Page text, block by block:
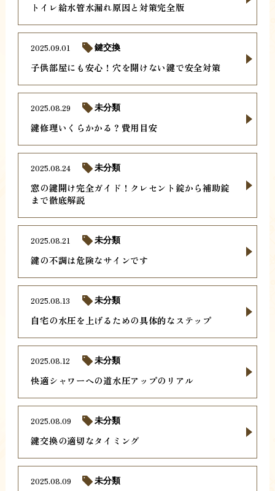
トイレ給水管水漏れ原因と対策完全版
子供部屋にも安心！穴を開けない鍵で安全対策
2025.09.01 鍵交換
鍵修理いくらかかる？費用目安
2025.08.29 未分類
窓の鍵開け完全ガイド！クレセント錠から補助錠
まで徹底解説
2025.08.24 未分類
鍵の不調は危険なサインです
2025.08.21 未分類
自宅の水圧を上げるための具体的なステップ
2025.08.13 未分類
快適シャワーへの道水圧アップのリアル
2025.08.12 未分類
鍵交換の適切なタイミング
2025.08.09 未分類
2025.08.09 未分類